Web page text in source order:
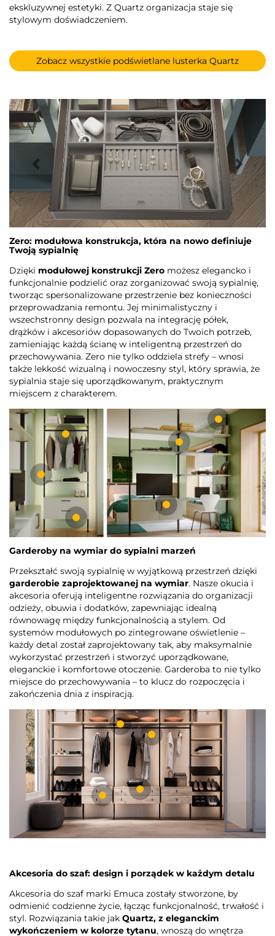
ekskluzywnej estetyki. Z Quartz organizacja staje się
stylowym doświadczeniem.
Zobacz wszystkie podświetlane lusterka Quartz
Zero: modułowa konstrukcja, która na nowo definiuje
Twoją sypialnię
Dzięki modułowej konstrukcji Zero możesz elegancko i
funkcjonalnie podzielić oraz zorganizować swoją sypialnię,
tworząc spersonalizowane przestrzenie bez konieczności
przeprowadzania remontu. Jej minimalistyczny i
wszechstronny design pozwala na integrację półek,
drążków i akcesoriów dopasowanych do Twoich potrzeb,
zamieniając każdą ścianę w inteligentną przestrzeń do
przechowywania. Zero nie tylko oddziela strefy – wnosi
także lekkość wizualną i nowoczesny styl, który sprawia, że
sypialnia staje się uporządkowanym, praktycznym
miejscem z charakterem.
Garderoby na wymiar do sypialni marzeń
Przekształć swoją sypialnię w wyjątkową przestrzeń dzięki
garderobie zaprojektowanej na wymiar. Nasze okucia i
akcesoria oferują inteligentne rozwiązania do organizacji
odzieży, obuwia i dodatków, zapewniając idealną
równowagę między funkcjonalnością a stylem. Od
systemów modułowych po zintegrowane oświetlenie –
każdy detal został zaprojektowany tak, aby maksymalnie
wykorzystać przestrzeń i stworzyć uporządkowane,
eleganckie i komfortowe otoczenie. Garderoba to nie tylko
miejsce do przechowywania – to klucz do rozpoczęcia i
zakończenia dnia z inspiracją.
Akcesoria do szaf: design i porządek w każdym detalu
Akcesoria do szaf marki Emuca zostały stworzone, by
odmienić codzienne życie, łącząc funkcjonalność, trwałość i
styl. Rozwiązania takie jak Quartz, z eleganckim
wykończeniem w kolorze tytanu, wnoszą do wnętrza